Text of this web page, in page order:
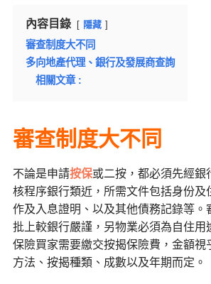
內容目錄 隱藏
審查制度大不同
多向地產代理、銀行及發展商查詢
相關文章 :
審查制度大不同
不論是申請按保或二按，都必須先經銀
核程序銀行類近，所需文件包括身份及
作及入息證明、以及其他債務記錄等。
批上較銀行嚴謹，另物業必須為自住用
保險買家需要繳交按揭保險費，金額視
方法、按揭種類、成數以及年期而定。